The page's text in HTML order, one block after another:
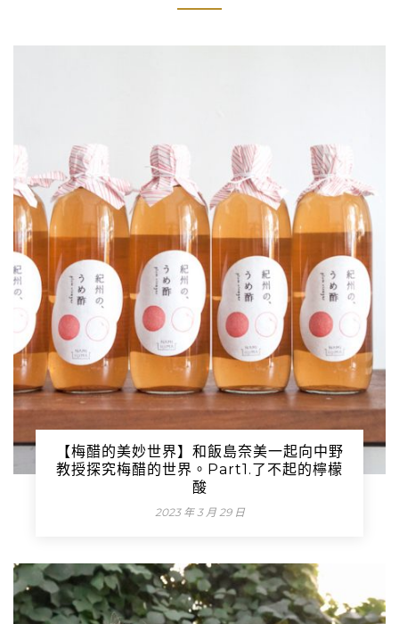
【梅醋的美妙世界】和飯島奈美一起向中野
教授探究梅醋的世界。Part1.了不起的檸檬
酸
2023 年 3 月 29 日